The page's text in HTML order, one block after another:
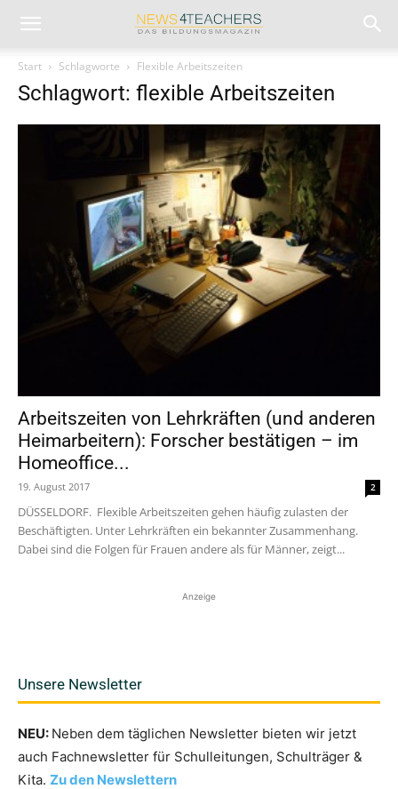
Start Schlagworte Flexible Arbeitszeiten
Schlagwort: flexible Arbeitszeiten
Arbeitszeiten von Lehrkräften (und anderen
Heimarbeitern): Forscher bestätigen – im
Homeoffice...
19. August 2017 2
DÜSSELDORF. Flexible Arbeitszeiten gehen häufig zulasten der
Beschäftigten. Unter Lehrkräften ein bekannter Zusammenhang.
Dabei sind die Folgen für Frauen andere als für Männer, zeigt...
Anzeige
Unsere Newsletter
NEU: Neben dem täglichen Newsletter bieten wir jetzt
auch Fachnewsletter für Schulleitungen, Schulträger &
Kita. Zu den Newslettern